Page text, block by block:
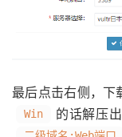
最后点击右侧，下
Win 的话解压